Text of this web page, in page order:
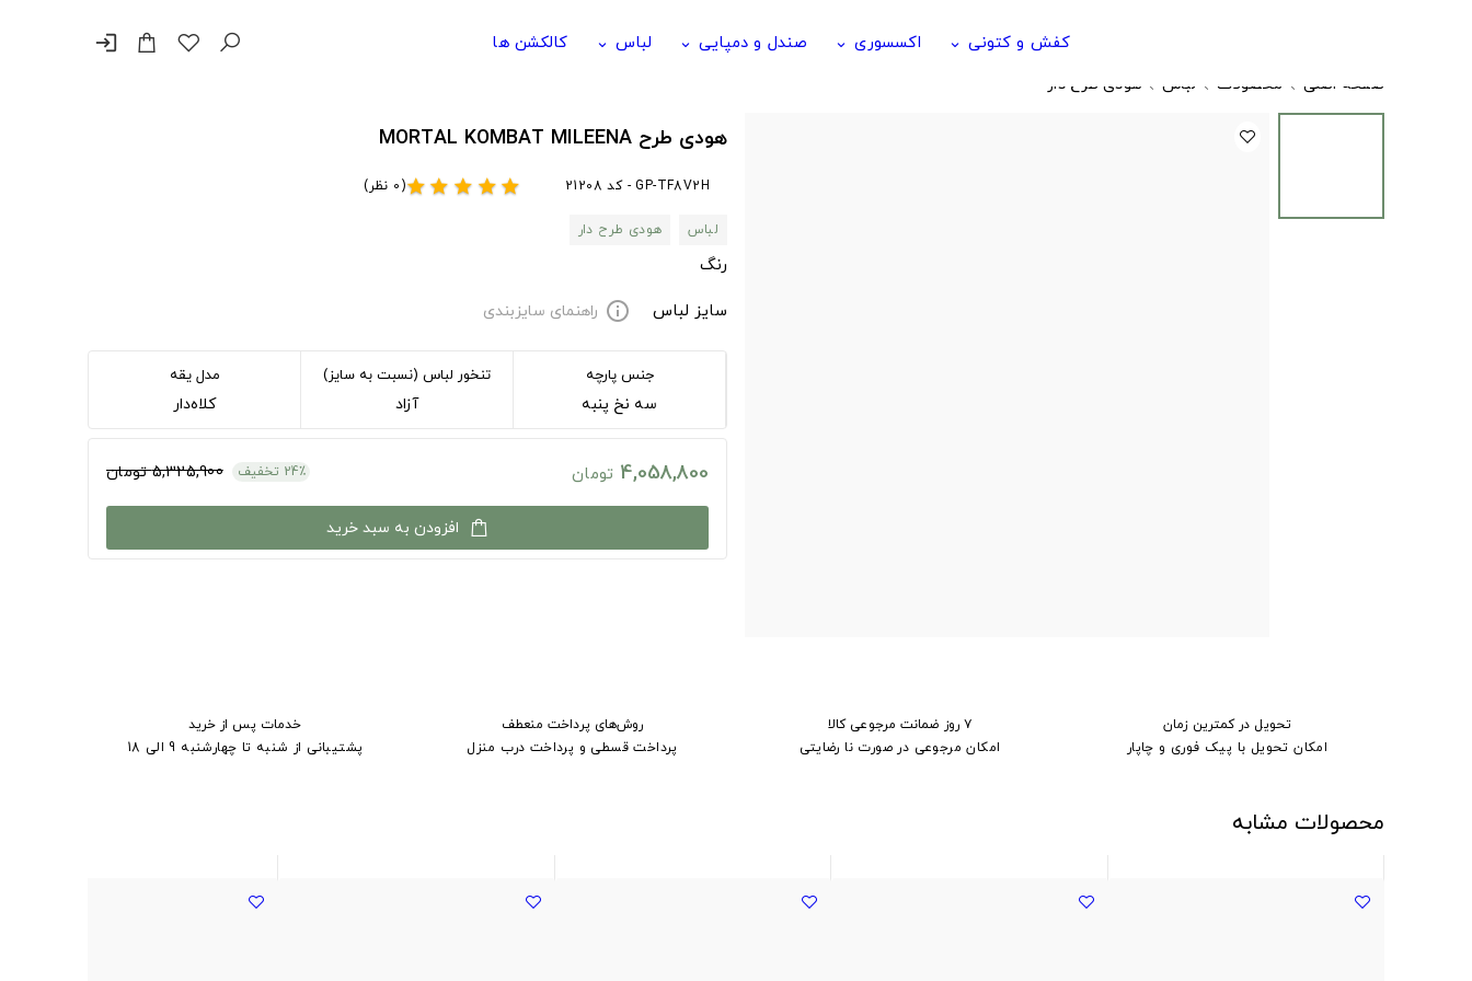
کفش و کتونی keyboard_arrow_down اکسسوری keyboard_arrow_down صندل و دمپایی keyboard_arrow_down لباس keyboard_arrow_down کالکشن ها login
صفحه اصلی محصولات لباس هودی طرح دار
هودی طرح MORTAL KOMBAT MILEENA
GP-TF8V2H - کد 21208 star
star
star
star
star(0 نظر)
لباس
هودی طرح دار
رنگ
سایز لباس
info راهنمای سایزبندی
جنس پارچه
سه نخ پنبه
تنخور لباس (نسبت به سایز)
آزاد
مدل یقه
کلاه‌دار
4,058,800 تومان 24٪ تخفیف 5,325,900 تومان
افزودن به سبد خرید
تحویل در کمترین زمان
امکان تحویل با پیک فوری و چاپار
۷ روز ضمانت مرجوعی کالا
امکان مرجوعی در صورت نا رضایتی
روش‌های پرداخت منعطف
پرداخت قسطی و پرداخت درب منزل
خدمات پس از خرید
پشتیبانی از شنبه تا چهارشنبه 9 الی 18
محصولات مشابه